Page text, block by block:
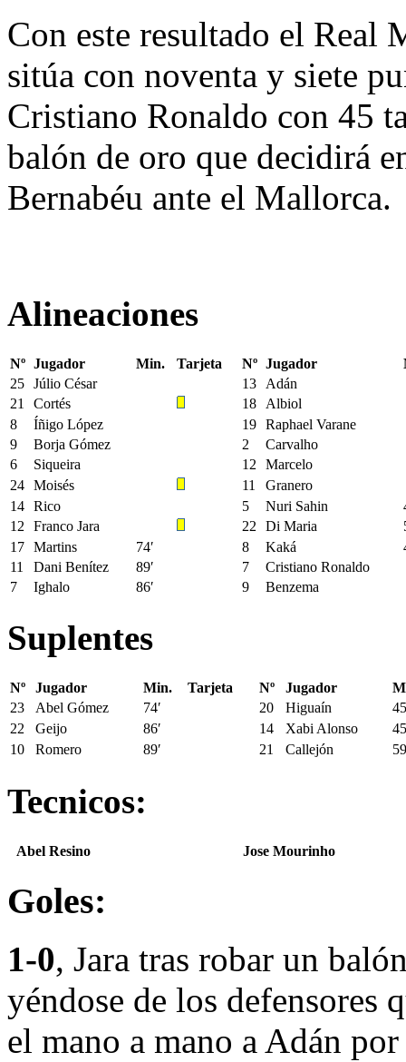
Con este resultado el Real
sitúa con noventa y siete
Cristiano Ronaldo con 45
balón de oro que decidirá
Bernabéu ante el Mallorca.
Alineaciones
Nº Jugador Min. Tarjeta Nº Jugador
25 Júlio César 13
Adán
21
Cortés 18
Albiol
8
Íñigo López 19 Raphael Varane
9
Borja Gómez 2
Carvalho
6
Siqueira 12
Marcelo
24 Moisés 11
Granero
14 Rico 5 Nuri Sahin
12
Franco Jara 22 Di Maria
17 Martins 74′ 8 Kaká
11
Dani Benítez 89′ 7
Cristiano Ronaldo
7
Ighalo 86′ 9 Benzema
Suplentes
Nº Jugador Min. Tarjeta Nº Jugador
23
Abel Gómez 74′ 20 Higuaín
22
Geijo 86′ 14 Xabi Alonso
10
Romero 89′ 21 Callejón
Tecnicos:
Abel Resino Jose Mourinho
Goles:
1-0, Jara tras robar un
yéndose de los defensores
el mano a mano a Adán